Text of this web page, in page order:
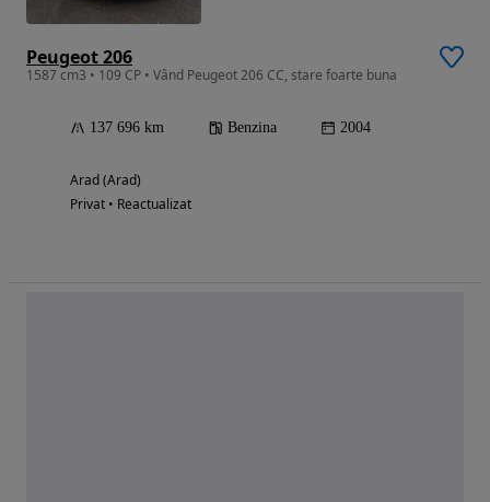
Peugeot 206
1587 cm3 • 109 CP • Vând Peugeot 206 CC, stare foarte buna
137 696 km Benzina 2004
Arad (Arad)
Privat • Reactualizat